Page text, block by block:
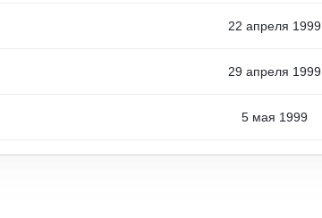
22 апреля 1999
29 апреля 1999
5 мая 1999